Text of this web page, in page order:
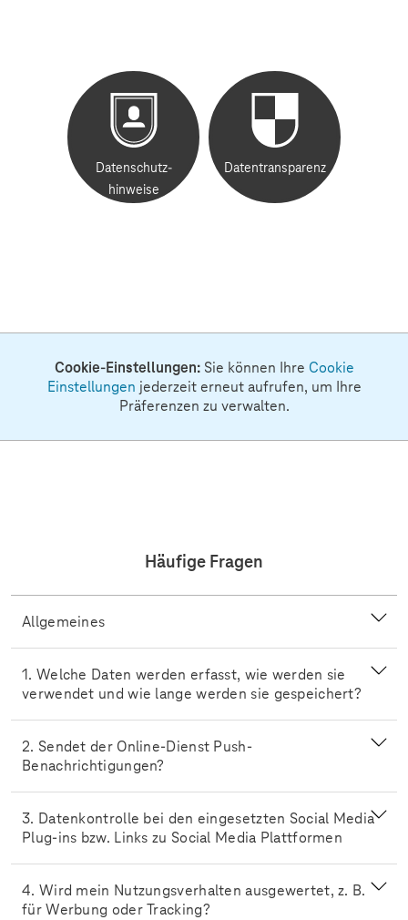
Datenschutz-
hinweise
Datentransparenz
Cookie-Einstellungen:Sie können Ihre Cookie
Einstellungen jederzeit erneut aufrufen, um Ihre
Präferenzen zu verwalten.
Häufige Fragen
Allgemeines
1. Welche Daten werden erfasst, wie werden sie
verwendet und wie lange werden sie gespeichert?
2. Sendet der Online-Dienst Push-
Benachrichtigungen?
3. Datenkontrolle bei den eingesetzten Social Media
Plug-ins bzw. Links zu Social Media Plattformen
4. Wird mein Nutzungsverhalten ausgewertet, z. B.
für Werbung oder Tracking?